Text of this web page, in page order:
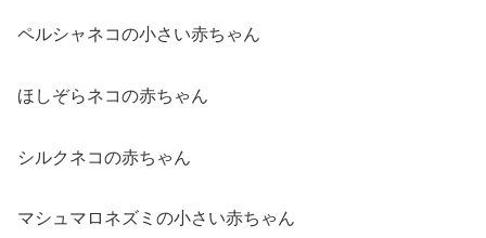
ペルシャネコの小さい赤ちゃん
ほしぞらネコの赤ちゃん
シルクネコの赤ちゃん
マシュマロネズミの小さい赤ちゃん